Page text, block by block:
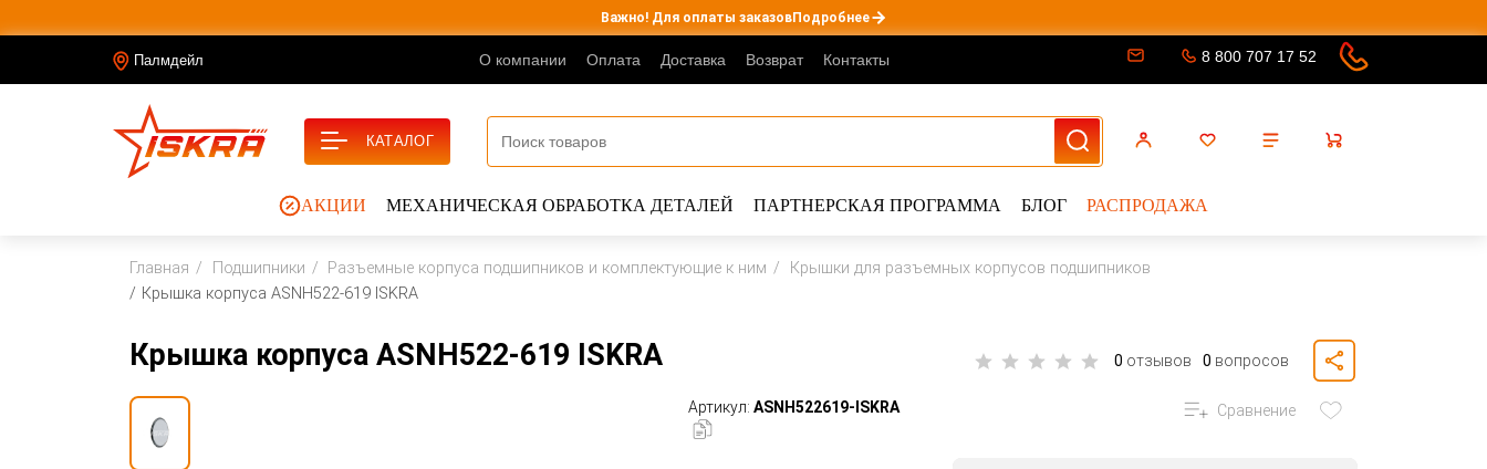
Важно! Для оплаты заказовПодробнее
Палмдейл О компании Оплата Доставка Возврат Контакты 8 800 707 17 52
АКЦИИ МЕХАНИЧЕСКАЯ ОБРАБОТКА ДЕТАЛЕЙ ПАРТНЕРСКАЯ ПРОГРАММА БЛОГ РАСПРОДАЖА
КАТАЛОГ
Главная Подшипники Разъемные корпуса подшипников и комплектующие к ним
Крышки для разъемных корпусов подшипников
Крышка корпуса ASNH522-619 ISKRA
Крышка корпуса ASNH522-619 ISKRA 0 отзывов 0 вопросов
Артикул: ASNH522619-ISKRA Сравнение